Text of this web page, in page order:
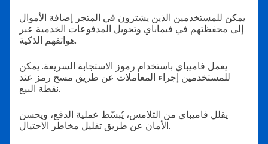
يمكن للمستخدمين الذين يشترون في المتجر إضافة الأموال
إلى محفظتهم في فيماباي وتحويل المدفوعات الخدمية عبر
هواتفهم الذكية.
يعمل فاميباي باستخدام رموز الاستجابة السريعة. يمكن
للمستخدمين إجراء المعاملات عن طريق مسح رمز عند
نقطة البيع.
يقلل فاميباي من التلامس، يُبسّط عملية الدفع، ويحسن
الأمان عن طريق تقليل مخاطر الاحتيال.